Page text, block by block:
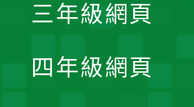
三年級網頁
四年級網頁